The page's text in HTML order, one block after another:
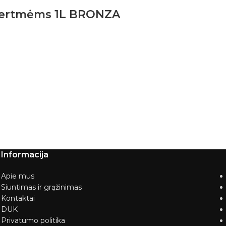
1L BRONZA
Informacija
Apie mus
Siuntimas ir grąžinimas
Kontaktai
DUK
Privatumo politika